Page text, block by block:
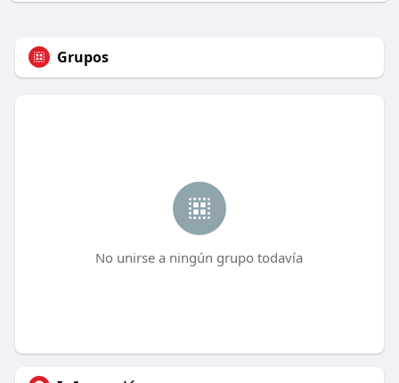
Grupos
No unirse a ningún grupo todavía